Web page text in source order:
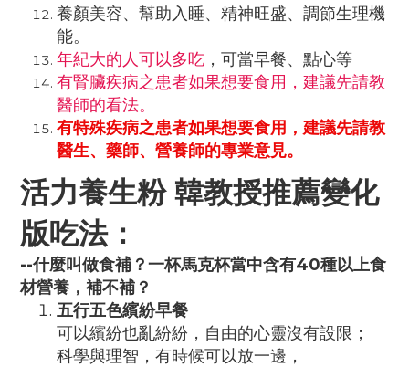
養顏美容、幫助入睡、精神旺盛、調節生理機
能。
年紀大的人可以多吃 ，可當早餐、點心等
有腎臟疾病之患者如果想要食用，建議先請教
醫師的看法。
有特殊疾病之患者如果想要食用，建議先請教
醫生、藥師、營養師的專業意見。
活力養生粉 韓教授推薦變化
版吃法：
--什麼叫做食補？一杯馬克杯當中含有40種以上食
材營養，補不補？
五行五色繽紛早餐
可以繽紛也亂紛紛，自由的心靈沒有設限；
科學與理智，有時候可以放一邊，